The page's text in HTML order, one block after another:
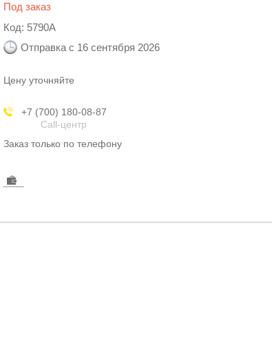
Под заказ
Код: 5790А
Отправка с 16 сентября 2026
Цену уточняйте
+7 (700) 180-08-87
Call-центр
Заказ только по телефону